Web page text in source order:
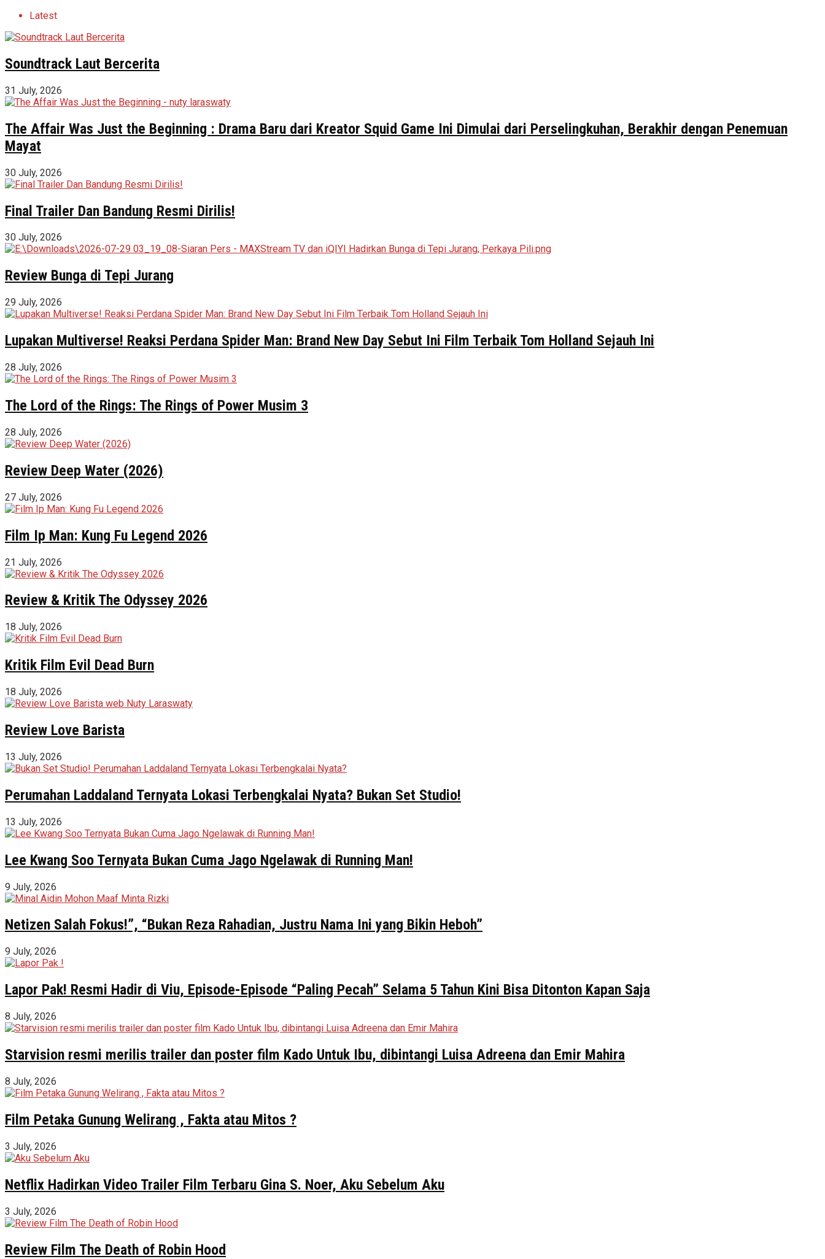
Latest
Soundtrack Laut Bercerita
31 July, 2026
The Affair Was Just the Beginning : Drama Baru dari Kreator Squid Game Ini Dimulai dari Perselingkuhan, Berakhir dengan Penemuan
Mayat
30 July, 2026
Final Trailer Dan Bandung Resmi Dirilis!
30 July, 2026
Review Bunga di Tepi Jurang
29 July, 2026
Lupakan Multiverse! Reaksi Perdana Spider Man: Brand New Day Sebut Ini Film Terbaik Tom Holland Sejauh Ini
28 July, 2026
The Lord of the Rings: The Rings of Power Musim 3
28 July, 2026
Review Deep Water (2026)
27 July, 2026
Film Ip Man: Kung Fu Legend 2026
21 July, 2026
Review & Kritik The Odyssey 2026
18 July, 2026
Kritik Film Evil Dead Burn
18 July, 2026
Review Love Barista
13 July, 2026
Perumahan Laddaland Ternyata Lokasi Terbengkalai Nyata? Bukan Set Studio!
13 July, 2026
Lee Kwang Soo Ternyata Bukan Cuma Jago Ngelawak di Running Man!
9 July, 2026
Netizen Salah Fokus!”, “Bukan Reza Rahadian, Justru Nama Ini yang Bikin Heboh”
9 July, 2026
Lapor Pak! Resmi Hadir di Viu, Episode-Episode “Paling Pecah” Selama 5 Tahun Kini Bisa Ditonton Kapan Saja
8 July, 2026
Starvision resmi merilis trailer dan poster film Kado Untuk Ibu, dibintangi Luisa Adreena dan Emir Mahira
8 July, 2026
Film Petaka Gunung Welirang , Fakta atau Mitos ?
3 July, 2026
Netflix Hadirkan Video Trailer Film Terbaru Gina S. Noer, Aku Sebelum Aku
3 July, 2026
Review Film The Death of Robin Hood